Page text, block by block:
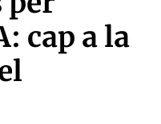
cap a la